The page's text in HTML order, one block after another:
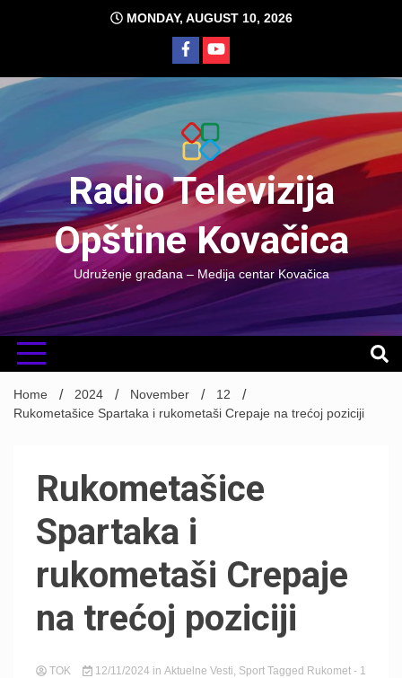
MONDAY, AUGUST 10, 2026
Radio Televizija
Opštine Kovačica
Udruženje građana – Medija centar Kovačica
Home 2024 November
12
Rukometašice Spartaka i rukometaši Crepaje na trećoj poziciji
Rukometašice
Spartaka i
rukometaši Crepaje
na trećoj poziciji
TOK 12/11/2024 in Aktuelne Vesti, Sport Tagged Rukomet - 1